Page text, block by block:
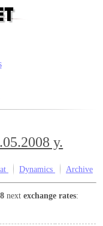
y.
Dynamics Archive
nextexchange rates: